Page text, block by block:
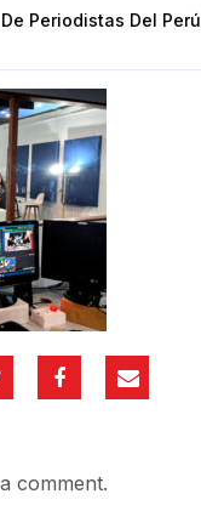
Periodistas Del Perú
comment.